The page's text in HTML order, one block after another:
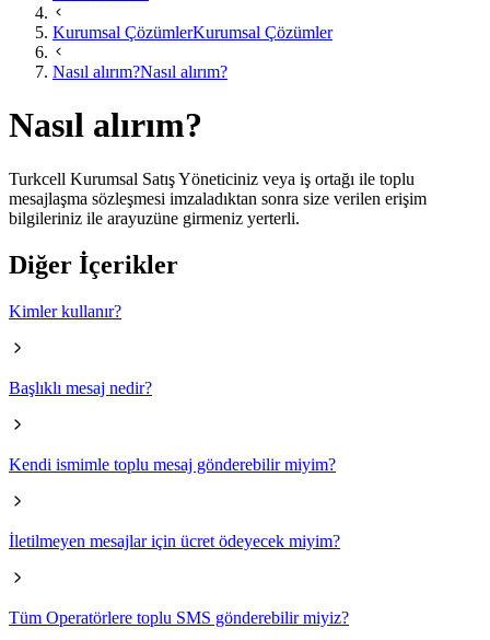
Kurumsal ÇözümlerKurumsal Çözümler
Nasıl alırım?Nasıl alırım?
Nasıl alırım?
​​Turkcell Kurumsal Satış Yöneticiniz veya iş ortağı ile toplu
mesajlaşma sözleşmesi imzaladıktan sonra size verilen erişim
bilgileriniz ile arayuzüne girmeniz yerterli.​​​
Diğer İçerikler
Kimler kullanır?
Başlıklı mesaj nedir?
Kendi ismimle toplu mesaj gönderebilir miyim?
İletilmeyen mesajlar için ücret ödeyecek miyim?
Tüm Operatörlere toplu SMS gönderebilir miyiz?